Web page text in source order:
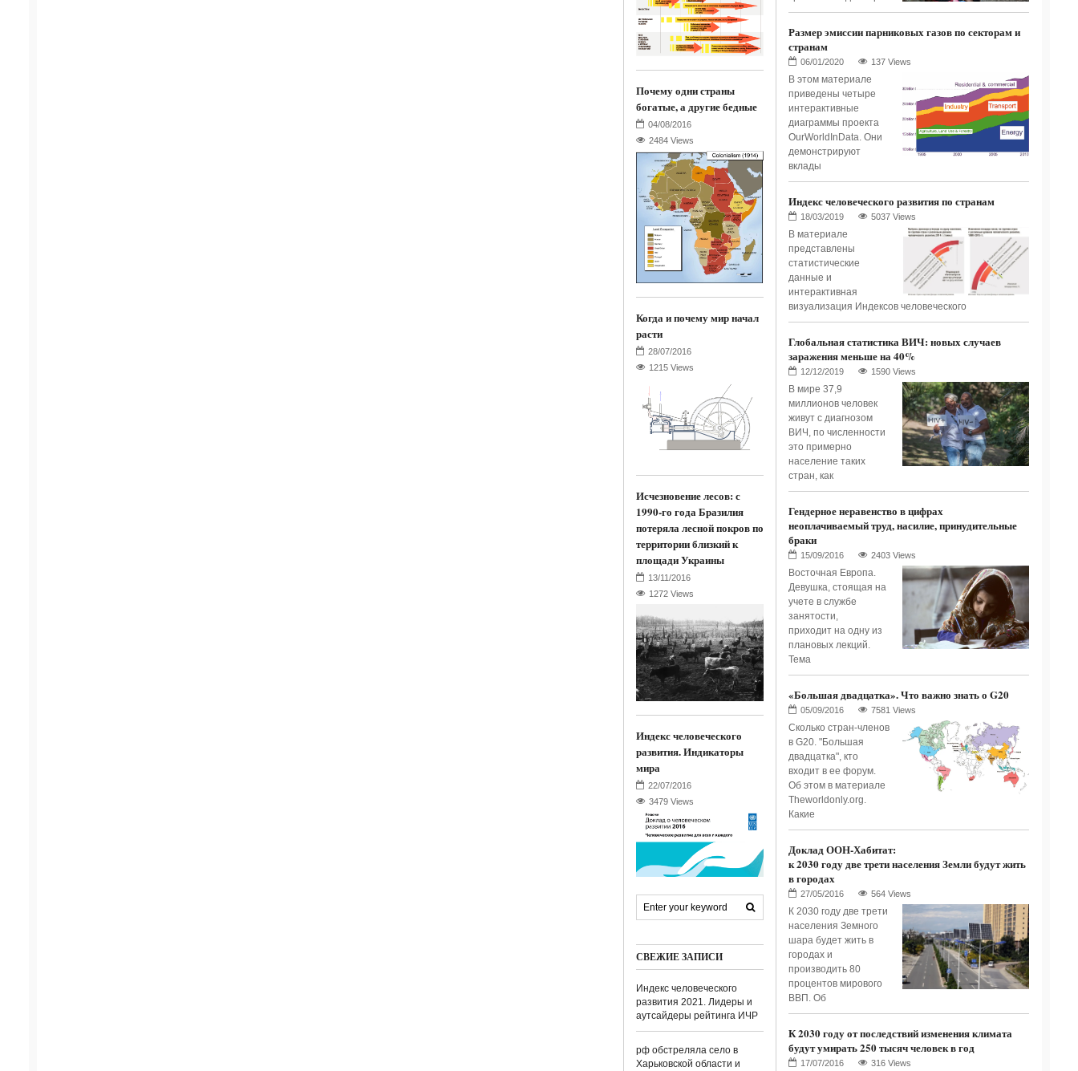
Почему одни страны
богатые, а другие бедные
2484 Views
Когда и почему мир начал
расти
1215 Views
Исчезновение лесов: с
1990-го года Бразилия
потеряла лесной покров по
территории близкий к
площади Украины
1272 Views
Индекс человеческого
развития. Индикаторы
мира
3479 Views
СВЕЖИЕ ЗАПИСИ
Индекс человеческого
развития 2021. Лидеры и
аутсайдеры рейтинга ИЧР
рф обстреляла село в
Харьковской области и
Размер эмиссии парниковых газов по секторам и
странам
137 Views
В этом материале
приведены четыре
интерактивные
диаграммы проекта
OurWorldInData. Они
демонстрируют
вклады
Индекс человеческого развития по странам
5037 Views
В материале
представлены
статистические
данные и
интерактивная
визуализация Индексов человеческого
Глобальная статистика ВИЧ: новых случаев
заражения меньше на 40%
1590 Views
В мире 37,9
миллионов человек
живут с диагнозом
ВИЧ, по численности
это примерно
население таких
стран, как
Гендерное неравенство в цифрах
неоплачиваемый труд, насилие, принудительные
браки
2403 Views
Восточная Европа.
Девушка, стоящая на
учете в службе
занятости,
приходит на одну из
плановых лекций.
Тема
«Большая двадцатка». Что важно знать о G20
7581 Views
Сколько стран-членов
в G20. "Большая
двадцатка", кто
входит в ее форум.
Об этом в материале
Theworldonly.org.
Какие
Доклад ООН-Хабитат:
к 2030 году две трети населения Земли будут жить
в городах
564 Views
К 2030 году две трети
населения Земного
шара будет жить в
городах и
производить 80
процентов мирового
ВВП. Об
К 2030 году от последствий изменения климата
будут умирать 250 тысяч человек в год
316 Views